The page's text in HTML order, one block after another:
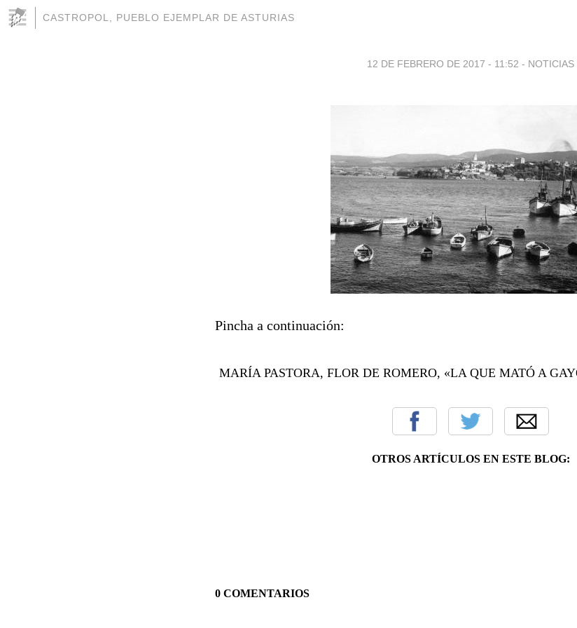
CASTROPOL, PUEBLO EJEMPLAR DE ASTURIAS
12 DE FEBRERO DE 2017 - 11:52 - NOTICIAS
Pincha a continuación:
MARÍA PASTORA, FLOR DE ROMERO, «LA QUE MATÓ A
OTROS ARTÍCULOS EN ESTE BLOG:
0 COMENTARIOS